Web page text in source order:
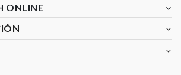
ONLINE